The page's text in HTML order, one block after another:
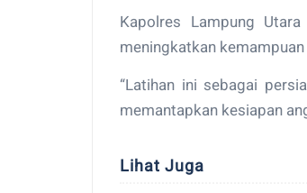
Kapolres Lampung
meningkatkan
“Latihan ini sebagai
memantapkan kesiapan
Lihat Juga